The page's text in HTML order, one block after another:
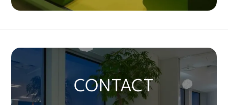
CONTACT